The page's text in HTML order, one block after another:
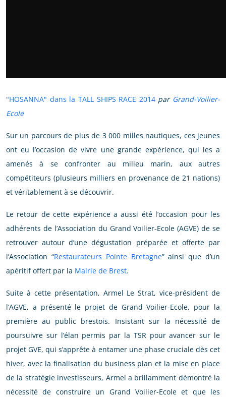
"HOSANNA" dans la TALL SHIPS RACE 2014 par Grand-Voilier-
Ecole
Sur un parcours de plus de 3 000 milles nautiques, ces jeunes
ont eu l’occasion de vivre une grande expérience, qui les a
amenés à se confronter au milieu marin, aux autres
compétiteurs (plusieurs milliers en provenance de 21 nations)
et véritablement à se découvrir.
Le retour de cette expérience a aussi été l’occasion pour les
adhérents de l’Association du Grand Voilier-Ecole (AGVE) de se
retrouver autour d’une dégustation préparée et offerte par
l’Association “Restaurateurs Pointe Bretagne” ainsi que d’un
apéritif offert par la Mairie de Brest.
Suite à cette présentation, Armel Le Strat, vice-président de
l’AGVE, a présenté le projet de Grand Voilier-Ecole, pour la
première au public brestois. Insistant sur la nécessité de
poursuivre sur l’élan permis par la TSR pour avancer sur le
projet GVE, qui s’apprête à entamer une phase cruciale dès cet
hiver, avec la finalisation du business plan et la mise en place
de la stratégie investisseurs, Armel a brillamment démontré la
nécessité de construire un Grand Voilier-Ecole et que les